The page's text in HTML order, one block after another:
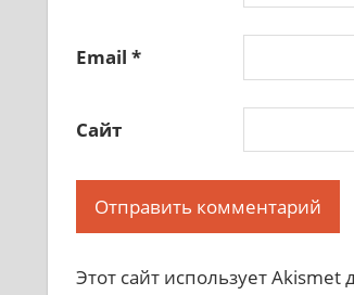
Email *
Сайт
Этот сайт использует